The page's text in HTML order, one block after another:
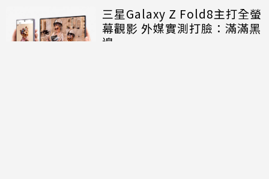
三星Galaxy Z Fold8主打全螢
幕觀影 外媒實測打臉：滿滿黑
邊